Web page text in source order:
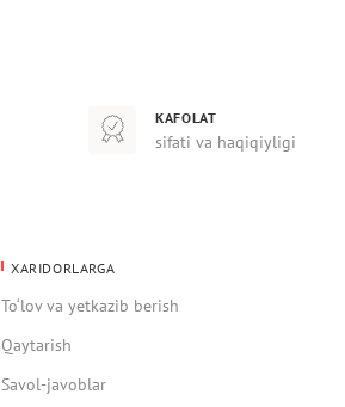
KAFOLAT
sifati va haqiqiyligi
XARIDORLARGA
To‘lov va yetkazib berish
Qaytarish
Savol-javoblar